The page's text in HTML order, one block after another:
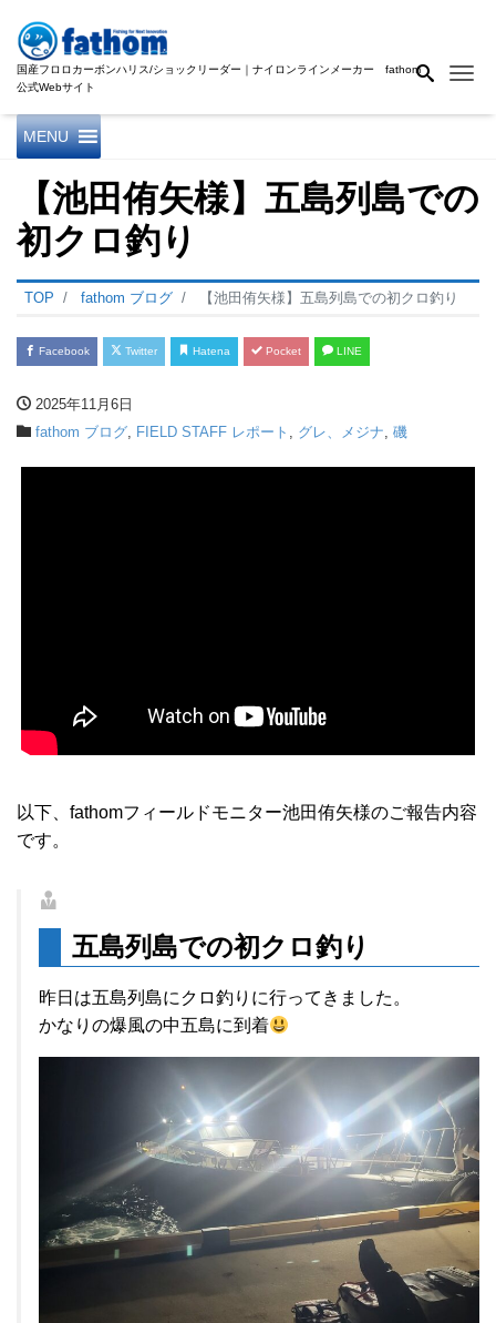
国産フロロカーボンハリス/ショックリーダー｜ナイロンラインメーカー fathom
公式Webサイト
MENU
【池田侑矢様】五島列島での
初クロ釣り
TOP fathom ブログ 【池田侑矢様】五島列島での初クロ釣り
Facebook Twitter Hatena Pocket LINE
2025年11月6日
fathom ブログ FIELD STAFF レポート グレ、メジナ 磯
以下、fathomフィールドモニター池田侑矢様のご報告内容
です。
五島列島での初クロ釣り
昨日は五島列島にクロ釣りに行ってきました。
かなりの爆風の中五島に到着